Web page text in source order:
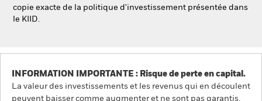
copie exacte de la politique d'investissement présentée dans
le KIID.
INFORMATION IMPORTANTE : Risque de perte en capital.
La valeur des investissements et les revenus qui en découlent
peuvent baisser comme augmenter et ne sont pas garantis.